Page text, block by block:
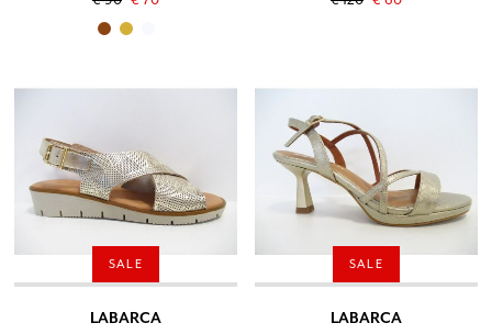
SALE
LABARCA
SALE
LABARCA